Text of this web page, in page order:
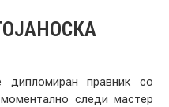
дипломиран правник со
следи мастер